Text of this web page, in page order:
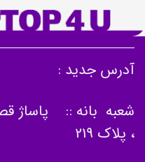
آدرس جدید :
شعبه بانه :: پاساژ
، پلاک 219